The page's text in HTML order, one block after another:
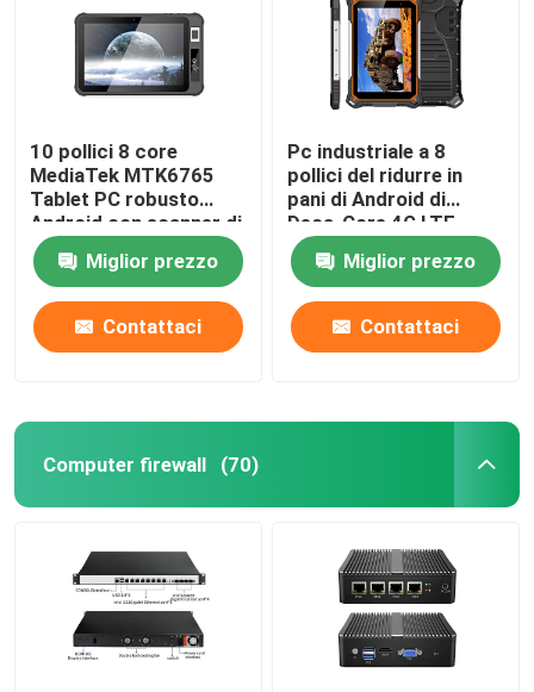
10 pollici 8 core
MediaTek MTK6765
Tablet PC robusto
Android con scanner di
impronte digitali NFC
Miglior prezzo
Contattaci
Pc industriale a 8
pollici del ridurre in
pani di Android di
Deca-Core 4G LTE
robusto con il pc
impermeabile del
ridurre in pani
10000mAh IP68
Miglior prezzo
Contattaci
Computer firewall (70)